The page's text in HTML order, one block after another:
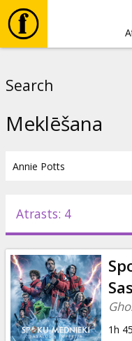
Pasākumi
Ziņas
Dāvanu
kartes
Search
Meklēšana
Atrasts: 4
1h